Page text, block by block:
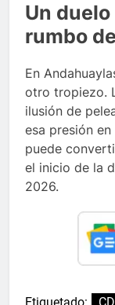
Un
rumbo
En
otro tropiezo.
ilusión de
esa presión
puede
el inicio de la
2026.
Etiquetado: